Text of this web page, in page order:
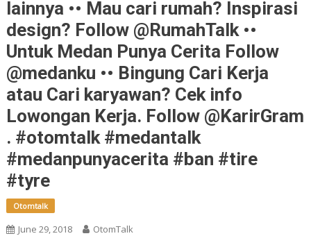
lainnya •• Mau cari rumah? Inspirasi
design? Follow @RumahTalk ••
Untuk Medan Punya Cerita Follow
@medanku •• Bingung Cari Kerja
atau Cari karyawan? Cek info
Lowongan Kerja. Follow @KarirGram
. #otomtalk #medantalk
#medanpunyacerita #ban #tire
#tyre
Otomtalk
June 29, 2018 OtomTalk